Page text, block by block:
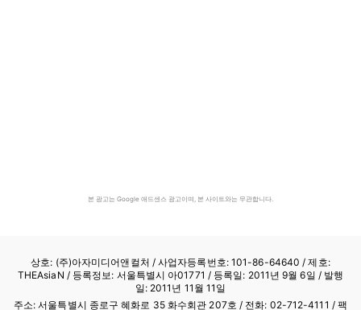
본 광고는 Google 애드센스 광고이며, 본 사이트와는 무관합니다.
상호: (주)아자미디어앤컬처 /사업자등록번호: 101-86-64640 / 제호:
THEAsiaN / 등록정보: 서울특별시 아01771 / 등록일: 2011년 9월 6일 / 발행
일: 2011년 11월 11일
주소: 서울특별시 종로구 혜화로 35 화수회관 207호 / 전화: 02-712-4111 / 팩